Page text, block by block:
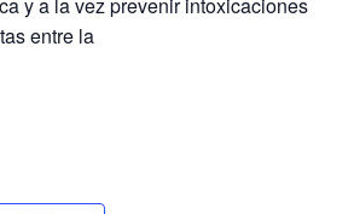
entre la